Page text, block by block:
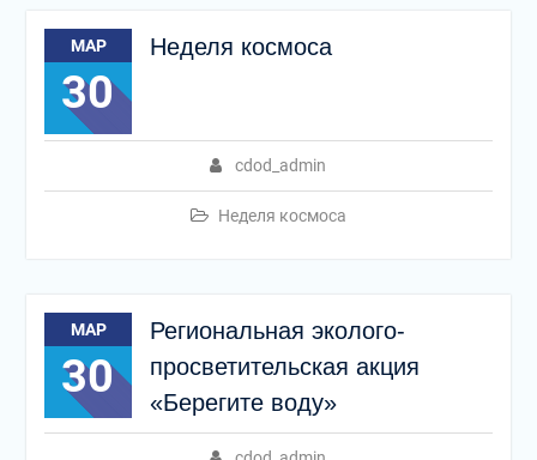
МАР
30
Неделя космоса
cdod_admin
Неделя космоса
МАР
30
Региональная эколого-
просветительская акция
«Берегите воду»